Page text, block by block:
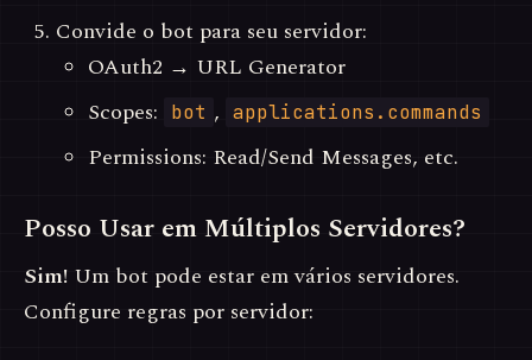
Convide o bot para seu servidor:
OAuth2 → URL Generator
Scopes:
bot , applications.commands
Permissions: Read/Send Messages, etc.
Posso Usar em Múltiplos Servidores?
Sim! Um bot pode estar em vários servidores.
Configure regras por servidor: